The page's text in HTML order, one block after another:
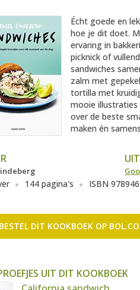
Écht goede en
hoe je dit doet.
ervaring in
picknick of
sandwiches
zalm met
tortilla met
mooie illustraties
over de beste
maken én
144 pagina's ISBN
BESTEL DIT KOOKBOEK OP
UIT DIT KOOKBOEK